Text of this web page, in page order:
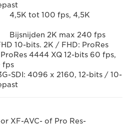
fps, 4,5K
max 240 fps
10-bits. 2K / FHD: ProRes
4444 XQ 12-bits 60 fps,
fps
SDI: 4096 x 2160, 12-bits / 10-
XF-AVC- of Pro Res-